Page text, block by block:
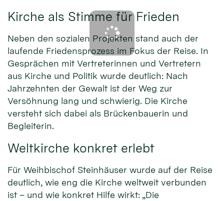
Kirche als Stimme für Frieden
Neben den sozialen Projekten stand auch der
laufende Friedensprozess im Fokus der Reise. In
Gesprächen mit Vertreterinnen und Vertretern
aus Kirche und Politik wurde deutlich: Nach
Jahrzehnten der Gewalt ist der Weg zur
Versöhnung lang und schwierig. Die Kirche
versteht sich dabei als Brückenbauerin und
Begleiterin.
Weltkirche konkret erlebt
Für Weihbischof Steinhäuser wurde auf der Reise
deutlich, wie eng die Kirche weltweit verbunden
ist – und wie konkret Hilfe wirkt: „Die